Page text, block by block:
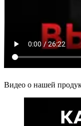
Видео о нашей